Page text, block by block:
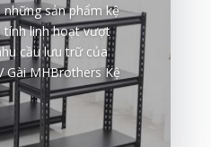
sản phẩm kệ
tính linh hoạt vượt
cầu lưu trữ của
Gài MHBrothers Kệ